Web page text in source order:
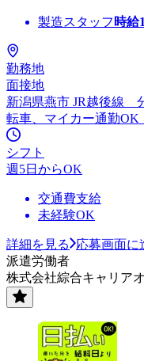
製造スタッフ 時給
勤務地
面接地
新潟県燕市 JR越後線
転車、マイカー通勤OK
シフト
週5日からOK
交通費支給
未経験OK
詳細を見る
応募画面に
派遣労働者
株式会社綜合キャリア